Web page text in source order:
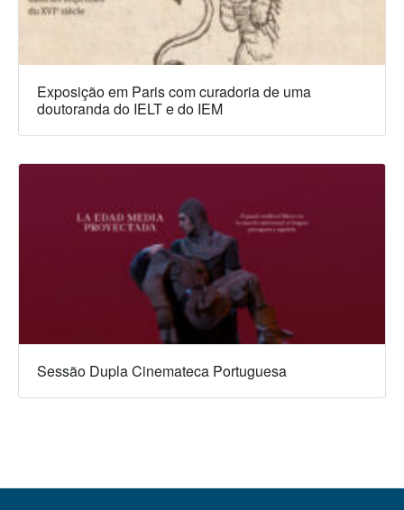
Exposição em Paris com curadoria de uma
doutoranda do IELT e do IEM
Sessão Dupla Cinemateca Portuguesa